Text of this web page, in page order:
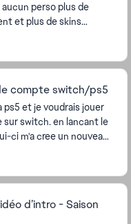
perso plus de
et plus de skins
de 2500H sur ...
compte switch/ps5
en lancant le
ci m'a cree un nouveau
l'...
d’intro - Saison